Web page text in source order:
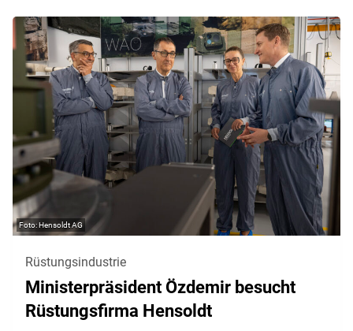
Hensoldt AG
Rüstungsindustrie
Ministerpräsident Özdemir besucht
Rüstungsfirma Hensoldt